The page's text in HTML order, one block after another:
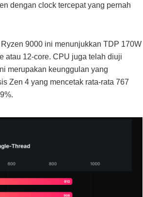
dengan clock tercepat yang pernah
9000 ini menunjukkan TDP 170W
atau 12-core. CPU juga telah diuji
merupakan keunggulan yang
Zen 4 yang mencetak rata-rata 767